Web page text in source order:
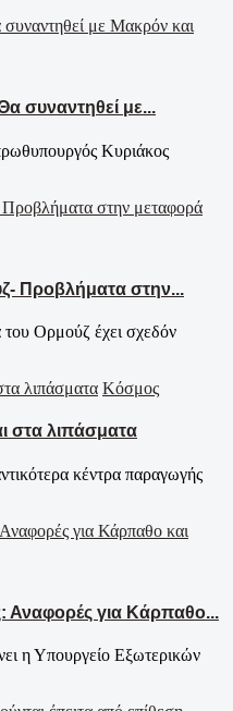
συναντηθεί με...
Κυριάκος
Προβλήματα στην...
Ορμούζ έχει σχεδόν
Κόσμος
στα λιπάσματα
κέντρα παραγωγής
Αναφορές για Κάρπαθο...
η Υπουργείο Εξωτερικών